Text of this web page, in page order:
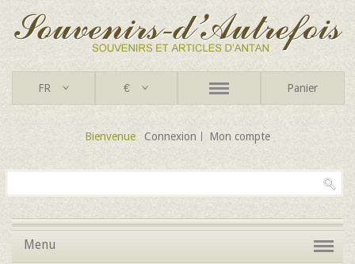
FR € Panier
Bienvenue Connexion Mon compte
Menu